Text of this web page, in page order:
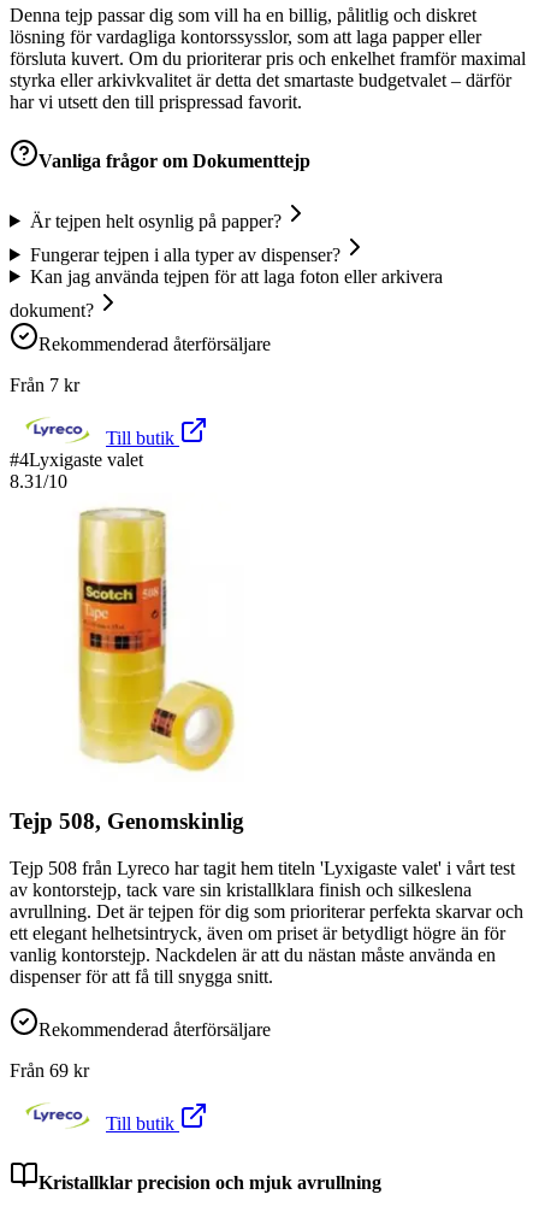
Denna tejp passar dig som vill ha en billig, pålitlig och diskret
lösning för vardagliga kontorssysslor, som att laga papper eller
försluta kuvert. Om du prioriterar pris och enkelhet framför maximal
styrka eller arkivkvalitet är detta det smartaste budgetvalet – därför
har vi utsett den till prispressad favorit.
Vanliga frågor om Dokumenttejp
Är tejpen helt osynlig på papper?
Fungerar tejpen i alla typer av dispenser?
Kan jag använda tejpen för att laga foton eller arkivera
dokument?
Rekommenderad återförsäljare
Från 7 kr
Till butik
#4Lyxigaste valet
8.31/10
Tejp 508, Genomskinlig
Tejp 508 från Lyreco har tagit hem titeln 'Lyxigaste valet' i vårt test
av kontorstejp, tack vare sin kristallklara finish och silkeslena
avrullning. Det är tejpen för dig som prioriterar perfekta skarvar och
ett elegant helhetsintryck, även om priset är betydligt högre än för
vanlig kontorstejp. Nackdelen är att du nästan måste använda en
dispenser för att få till snygga snitt.
Rekommenderad återförsäljare
Från 69 kr
Till butik
Kristallklar precision och mjuk avrullning